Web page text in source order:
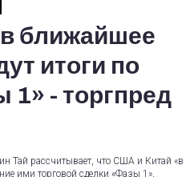
ближайшее
итоги по
1» - торгпред
Тай рассчитывает, что США и Китай «в
ими торговой сделки «Фазы 1»,